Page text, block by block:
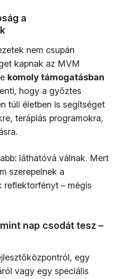
a
nem csupán
kapnak az MVM
komoly támogatásban
hogy a győztes
túli életben is segítséget
terápiás programokra,
láthatóvá válnak. Mert
szerepelnek a
reflektorfényt – mégis
nap csodát tesz –
egy
vagy egy speciális